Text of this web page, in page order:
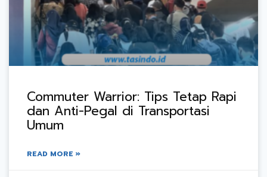
Commuter Warrior: Tips Tetap Rapi
dan Anti-Pegal di Transportasi
Umum
READ MORE »